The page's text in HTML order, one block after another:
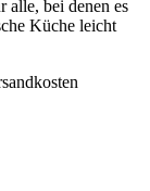
alle, bei denen es
Küche leicht